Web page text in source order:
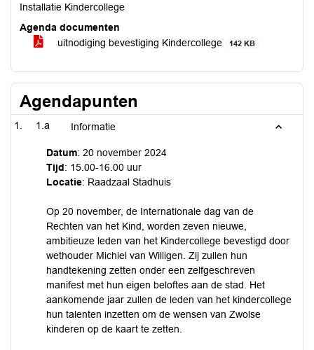
Installatie Kindercollege
Agenda documenten
uitnodiging bevestiging Kindercollege
142 KB
Agendapunten
1.a Informatie
Datum: 20 november 2024
Tijd: 15.00-16.00 uur
Locatie: Raadzaal Stadhuis
Op 20 november, de Internationale dag van de
Rechten van het Kind, worden zeven nieuwe,
ambitieuze leden van het Kindercollege bevestigd door
wethouder Michiel van Willigen. Zij zullen hun
handtekening zetten onder een zelfgeschreven
manifest met hun eigen beloftes aan de stad. Het
aankomende jaar zullen de leden van het kindercollege
hun talenten inzetten om de wensen van Zwolse
kinderen op de kaart te zetten.